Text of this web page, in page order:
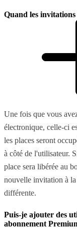
Quand les
Une fois que vous
électronique, celle-ci
les places seront
à côté de l'utilisateur.
place sera libérée au
nouvelle invitation à la
différente.
Puis-je ajouter des
abonnement